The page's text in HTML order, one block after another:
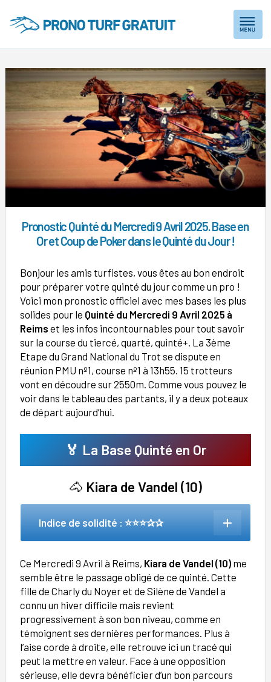
to
content
Pronostic Quinté du Mercredi 9 Avril 2025. Base en
Or et Coup de Poker dans le Quinté du Jour !
Bonjour les amis turfistes, vous êtes au bon endroit
pour préparer votre quinté du jour comme un pro !
Voici mon pronostic officiel avec mes bases les plus
solides pour le Quinté du Mercredi 9 Avril 2025 à
Reims et les infos incontournables pour tout savoir
sur la course du tiercé, quarté, quinté+. La 3ème
Etape du Grand National du Trot se dispute en
réunion PMU nº1, course nº1 à 13h55. 15 trotteurs
vont en découdre sur 2550m. Comme vous pouvez le
voir dans le tableau des partants, il y a deux poteaux
de départ aujourd’hui.
🏅 La Base Quinté en Or
🐴 Kiara de Vandel (10)
Indice de solidité : ⭐⭐⭐✰✰
Ce Mercredi 9 Avril à Reims, Kiara de Vandel (10) me
semble être le passage obligé de ce quinté. Cette
fille de Charly du Noyer et de Silène de Vandel a
connu un hiver difficile mais revient
progressivement à son bon niveau, comme en
témoignent ses dernières performances. Plus à
l’aise corde à droite, elle retrouve ici un tracé qui
peut la mettre en valeur. Face à une opposition
sérieuse, elle devra bénéficier d’un bon parcours